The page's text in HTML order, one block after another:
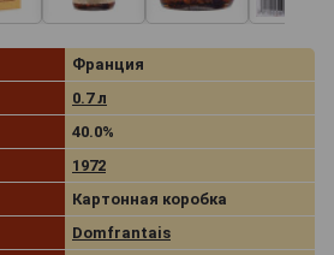
Франция
0.7 л
40.0%
1972
Картонная коробка
Domfrantais